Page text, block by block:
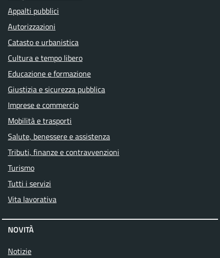
Appalti pubblici
Autorizzazioni
Catasto e urbanistica
Cultura e tempo libero
Educazione e formazione
Giustizia e sicurezza pubblica
Imprese e commercio
Mobilità e trasporti
Salute, benessere e assistenza
Tributi, finanze e contravvenzioni
Turismo
Tutti i servizi
Vita lavorativa
NOVITÀ
Notizie